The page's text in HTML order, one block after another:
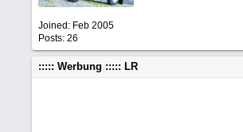
Joined: Feb 2005
Posts: 26
::::: Werbung ::::: LR